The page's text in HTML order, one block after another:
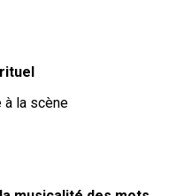
à la scène